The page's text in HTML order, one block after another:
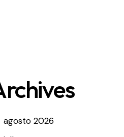
agosto 2026